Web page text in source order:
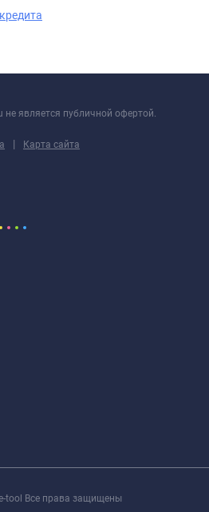
является публичной офертой.
| Карта сайта
tool Все права защищены